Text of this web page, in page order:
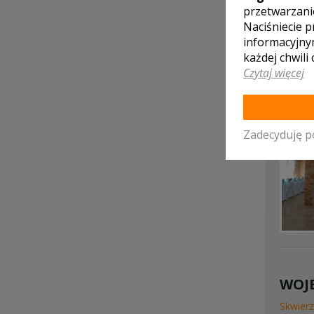
Naciśniecie
każdej
Czytaj więcej
Zadecyduję